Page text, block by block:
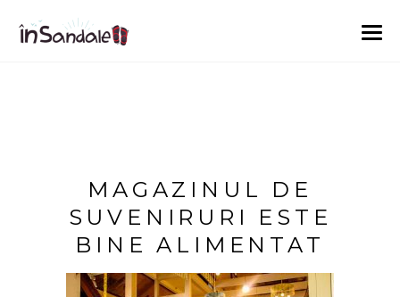
MAGAZINUL DE
SUVENIRURI ESTE
BINE ALIMENTAT